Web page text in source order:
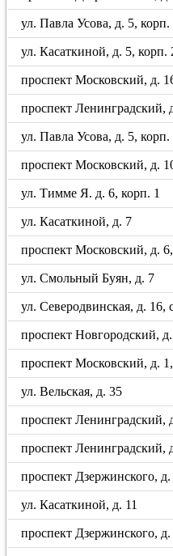
ул. Павла Усова, д. 5, корп.
ул. Касаткиной, д. 5, корп.
проспект Московский, д.
проспект Ленинградский,
ул. Павла Усова, д. 5, корп.
проспект Московский, д.
ул. Тимме Я. д. 6, корп. 1
ул. Касаткиной, д. 7
проспект Московский, д. 6,
ул. Смольный Буян, д. 7
ул. Северодвинская, д. 16,
проспект Новгородский,
проспект Московский, д. 1,
ул. Вельская, д. 35
проспект Ленинградский,
проспект Ленинградский,
проспект Дзержинского, д.
ул. Касаткиной, д. 11
проспект Дзержинского, д.